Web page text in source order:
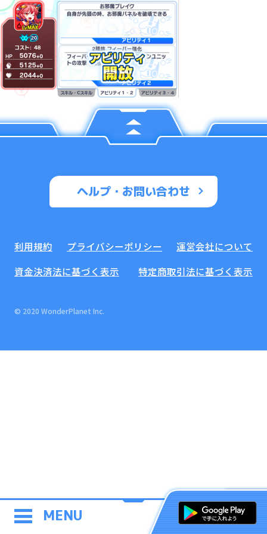
MENU
ヘルプ・お問い合わせ
利用規約 プライバシーポリシー
運営会社について
資金決済法に基づく表示
特定商取引法に基づく表示
© 2020 WonderPlanet Inc.